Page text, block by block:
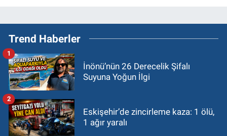
Trend Haberler
İnönü’nün 26 Derecelik Şifalı
Suyuna Yoğun İlgi
1
Eskişehir’de zincirleme kaza: 1 ölü,
1 ağır yaralı
2